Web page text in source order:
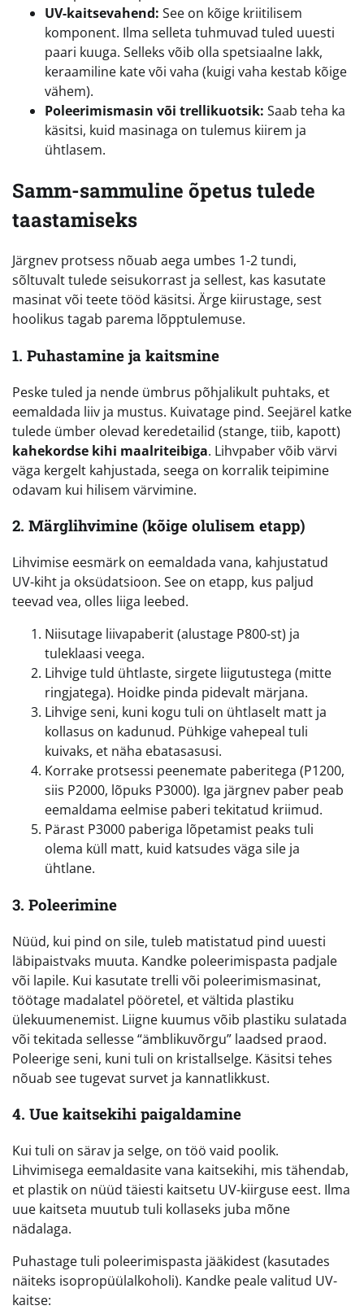
UV-kaitsevahend: See on kõige kriitilisem
komponent. Ilma selleta tuhmuvad tuled uuesti
paari kuuga. Selleks võib olla spetsiaalne lakk,
keraamiline kate või vaha (kuigi vaha kestab kõige
vähem).
Poleerimismasin või trellikuotsik: Saab teha ka
käsitsi, kuid masinaga on tulemus kiirem ja
ühtlasem.
Samm-sammuline õpetus tulede
taastamiseks
Järgnev protsess nõuab aega umbes 1-2 tundi,
sõltuvalt tulede seisukorrast ja sellest, kas kasutate
masinat või teete tööd käsitsi. Ärge kiirustage, sest
hoolikus tagab parema lõpptulemuse.
1. Puhastamine ja kaitsmine
Peske tuled ja nende ümbrus põhjalikult puhtaks, et
eemaldada liiv ja mustus. Kuivatage pind. Seejärel katke
tulede ümber olevad keredetailid (stange, tiib, kapott)
kahekordse kihi maalriteibiga. Lihvpaber võib värvi
väga kergelt kahjustada, seega on korralik teipimine
odavam kui hilisem värvimine.
2. Märglihvimine (kõige olulisem etapp)
Lihvimise eesmärk on eemaldada vana, kahjustatud
UV-kiht ja oksüdatsioon. See on etapp, kus paljud
teevad vea, olles liiga leebed.
Niisutage liivapaberit (alustage P800-st) ja
tuleklaasi veega.
Lihvige tuld ühtlaste, sirgete liigutustega (mitte
ringjatega). Hoidke pinda pidevalt märjana.
Lihvige seni, kuni kogu tuli on ühtlaselt matt ja
kollasus on kadunud. Pühkige vahepeal tuli
kuivaks, et näha ebatasasusi.
Korrake protsessi peenemate paberitega (P1200,
siis P2000, lõpuks P3000). Iga järgnev paber peab
eemaldama eelmise paberi tekitatud kriimud.
Pärast P3000 paberiga lõpetamist peaks tuli
olema küll matt, kuid katsudes väga sile ja
ühtlane.
3. Poleerimine
Nüüd, kui pind on sile, tuleb matistatud pind uuesti
läbipaistvaks muuta. Kandke poleerimispasta padjale
või lapile. Kui kasutate trelli või poleerimismasinat,
töötage madalatel pööretel, et vältida plastiku
ülekuumenemist. Liigne kuumus võib plastiku sulatada
või tekitada sellesse “ämblikuvõrgu” laadsed praod.
Poleerige seni, kuni tuli on kristallselge. Käsitsi tehes
nõuab see tugevat survet ja kannatlikkust.
4. Uue kaitsekihi paigaldamine
Kui tuli on särav ja selge, on töö vaid poolik.
Lihvimisega eemaldasite vana kaitsekihi, mis tähendab,
et plastik on nüüd täiesti kaitsetu UV-kiirguse eest. Ilma
uue kaitseta muutub tuli kollaseks juba mõne
nädalaga.
Puhastage tuli poleerimispasta jääkidest (kasutades
näiteks isopropüülalkoholi). Kandke peale valitud UV-
kaitse: